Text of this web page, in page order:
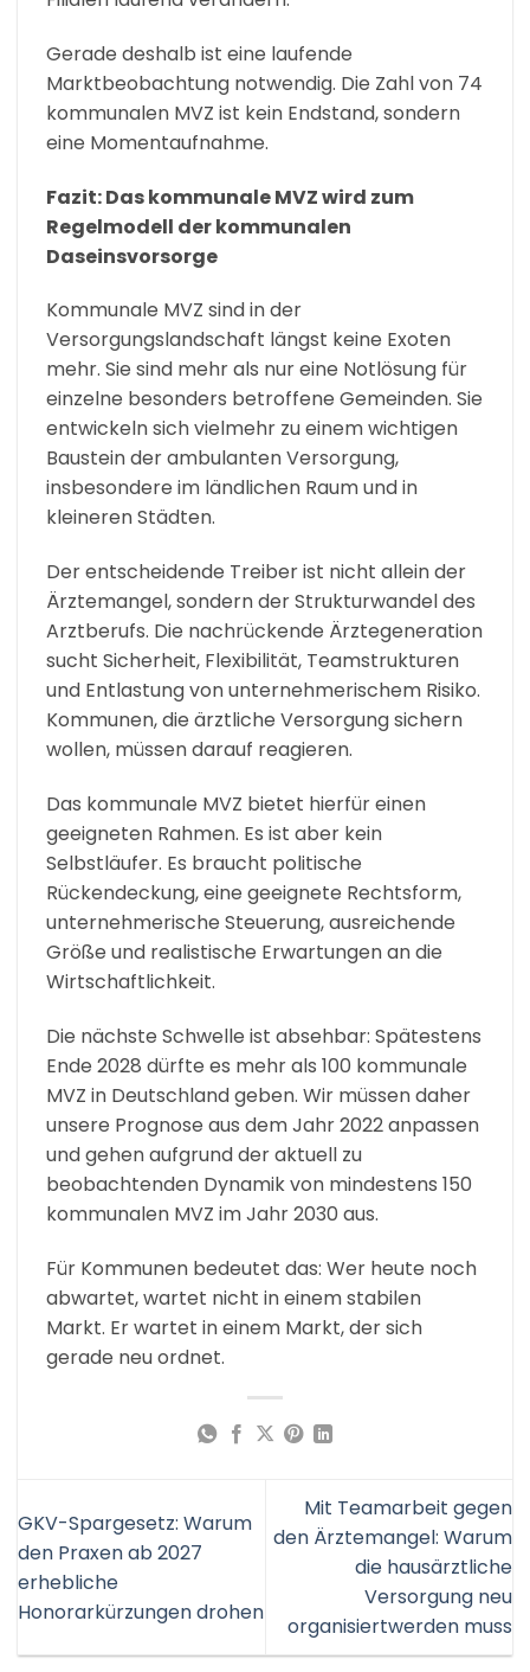
Gerade deshalb ist eine laufende
Marktbeobachtung notwendig. Die Zahl von 74
kommunalen MVZ ist kein Endstand, sondern
eine Momentaufnahme.
Fazit: Das kommunale MVZ wird zum
Regelmodell der kommunalen
Daseinsvorsorge
Kommunale MVZ sind in der
Versorgungslandschaft längst keine Exoten
mehr. Sie sind mehr als nur eine Notlösung für
einzelne besonders betroffene Gemeinden. Sie
entwickeln sich vielmehr zu einem wichtigen
Baustein der ambulanten Versorgung,
insbesondere im ländlichen Raum und in
kleineren Städten.
Der entscheidende Treiber ist nicht allein der
Ärztemangel, sondern der Strukturwandel des
Arztberufs. Die nachrückende Ärztegeneration
sucht Sicherheit, Flexibilität, Teamstrukturen
und Entlastung von unternehmerischem Risiko.
Kommunen, die ärztliche Versorgung sichern
wollen, müssen darauf reagieren.
Das kommunale MVZ bietet hierfür einen
geeigneten Rahmen. Es ist aber kein
Selbstläufer. Es braucht politische
Rückendeckung, eine geeignete Rechtsform,
unternehmerische Steuerung, ausreichende
Größe und realistische Erwartungen an die
Wirtschaftlichkeit.
Die nächste Schwelle ist absehbar: Spätestens
Ende 2028 dürfte es mehr als 100 kommunale
MVZ in Deutschland geben. Wir müssen daher
unsere Prognose aus dem Jahr 2022 anpassen
und gehen aufgrund der aktuell zu
beobachtenden Dynamik von mindestens 150
kommunalen MVZ im Jahr 2030 aus.
Für Kommunen bedeutet das: Wer heute noch
abwartet, wartet nicht in einem stabilen
Markt. Er wartet in einem Markt, der sich
gerade neu ordnet.
GKV-Spargesetz: Warum
den Praxen ab 2027
erhebliche
Honorarkürzungen drohen
Mit Teamarbeit gegen
den Ärztemangel: Warum
die hausärztliche
Versorgung neu
organisiertwerden muss